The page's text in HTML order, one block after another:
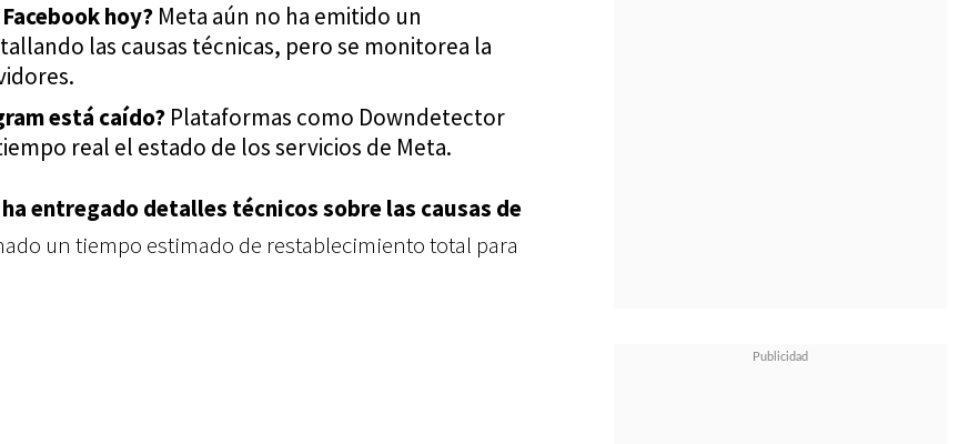
hoy? Meta aún no ha emitido un
las causas técnicas, pero se monitorea la
está caído? Plataformas como Downdetector
real el estado de los servicios de Meta.
entregado detalles técnicos sobre las causas de
un tiempo estimado de restablecimiento total para